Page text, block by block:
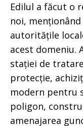
Edilul a făcut o
noi,
autoritățile
acest domeniu.
stației de
protecție,
modern pentru
poligon,
amenajarea